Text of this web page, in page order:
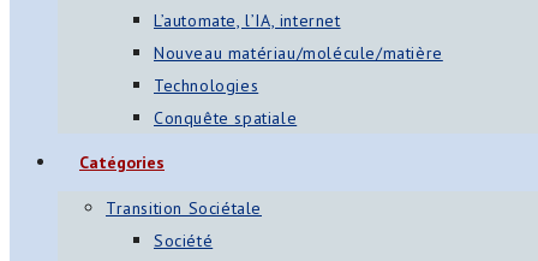
L’automate, l’IA, internet
Nouveau matériau/molécule/matière
Technologies
Conquête spatiale
Catégories
Transition Sociétale
Société